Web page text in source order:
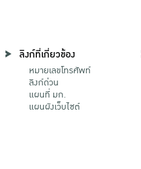
ลิงก์ที่เกี่ยวข้อง
หมายเลขโทรศัพท์
ลิงก์ด่วน
แผนที่ มก.
แผนผังเว็บไซต์